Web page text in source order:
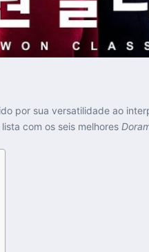
por sua versatilidade ao
com os seis melhores